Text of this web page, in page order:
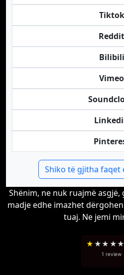
Tiktok
Reddit
Bilibili
Vimeo
Shiko të gjitha faqet
Shënim, ne nuk ruajmë
madje edhe imazhet
tuaj. Ne jemi
★ ★★ ★★
1 review